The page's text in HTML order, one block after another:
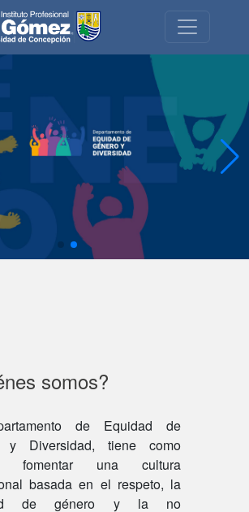
somos?
de Equidad de
y Diversidad, tiene como
fomentar una cultura
basada en el respeto, la
de género y la no